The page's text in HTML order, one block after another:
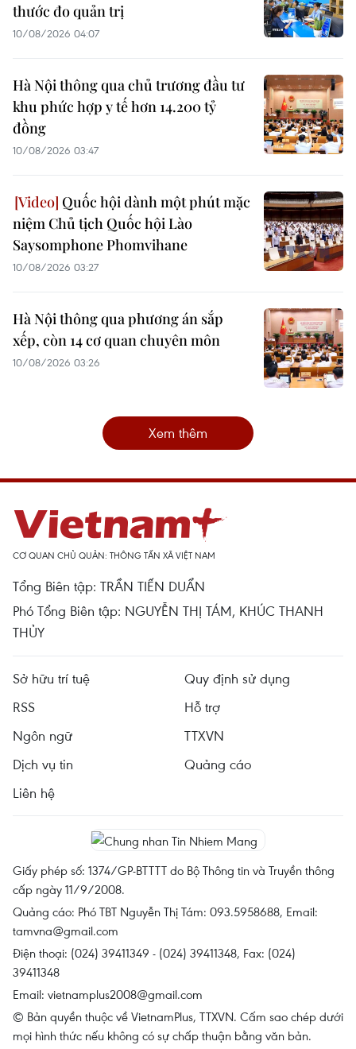
thước đo quản trị
10/08/2026 04:07
Hà Nội thông qua chủ trương đầu tư
khu phức hợp y tế hơn 14.200 tỷ
đồng
10/08/2026 03:47
Quốc hội dành một phút mặc
niệm Chủ tịch Quốc hội Lào
Saysomphone Phomvihane
10/08/2026 03:27
Hà Nội thông qua phương án sắp
xếp, còn 14 cơ quan chuyên môn
10/08/2026 03:26
Xem thêm
CƠ QUAN CHỦ QUẢN: THÔNG TẤN XÃ VIỆT NAM
Tổng Biên tập: TRẦN TIẾN DUẨN
Phó Tổng Biên tập: NGUYỄN THỊ TÁM, KHÚC THANH
THỦY
Sở hữu trí tuệ
Quy định sử dụng
RSS
Hỗ trợ
Ngôn ngữ
TTXVN
Dịch vụ tin
Quảng cáo
Liên hệ
Giấy phép số: 1374/GP-BTTTT do Bộ Thông tin và Truyền thông
cấp ngày 11/9/2008.
Quảng cáo: Phó TBT Nguyễn Thị Tám: 093.5958688, Email:
tamvna@gmail.com
Điện thoại: (024) 39411349 - (024) 39411348, Fax: (024)
39411348
Email: vietnamplus2008@gmail.com
© Bản quyền thuộc về VietnamPlus, TTXVN. Cấm sao chép dưới
mọi hình thức nếu không có sự chấp thuận bằng văn bản.